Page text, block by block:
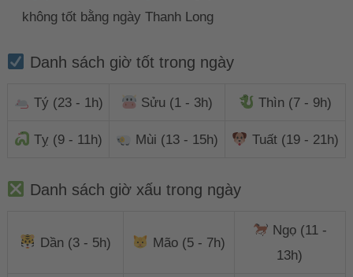
không tốt bằng ngày Thanh Long
Danh sách giờ tốt trong ngày
Tý (23 - 1h) Sửu (1 - 3h) Thìn (7 - 9h)
Tỵ (9 - 11h) Mùi (13 - 15h) Tuất (19 - 21h)
Danh sách giờ xấu trong ngày
Dần (3 - 5h) Mão (5 - 7h)
Ngọ (11 -
13h)